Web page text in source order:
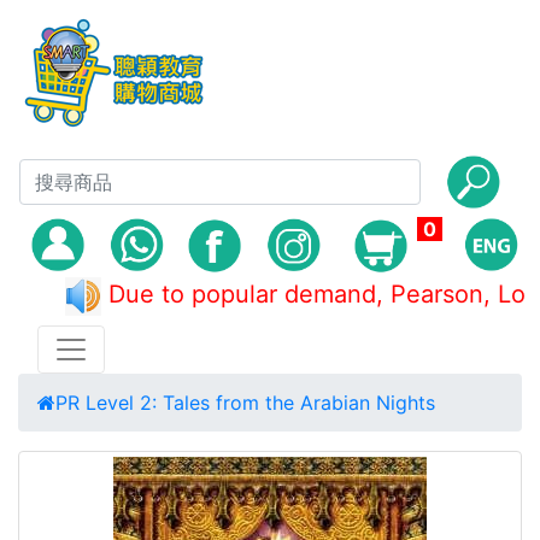
0
Due to popular demand, Pearson,
PR Level 2: Tales from the Arabian Nights